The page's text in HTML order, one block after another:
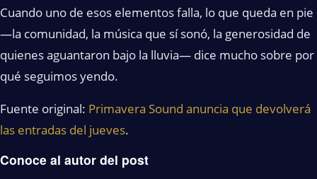
Cuando uno de esos elementos falla, lo que queda en pie
—la comunidad, la música que sí sonó, la generosidad de
quienes aguantaron bajo la lluvia— dice mucho sobre por
qué seguimos yendo.
Fuente original: Primavera Sound anuncia que devolverá
las entradas del jueves.
Conoce al autor del post